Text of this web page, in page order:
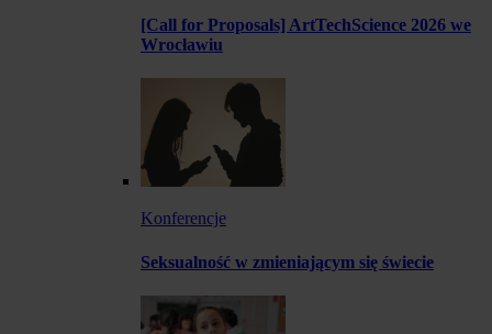
[Call for Proposals] ArtTechScience 2026 we
Wrocławiu
Konferencje
Seksualność w zmieniającym się świecie